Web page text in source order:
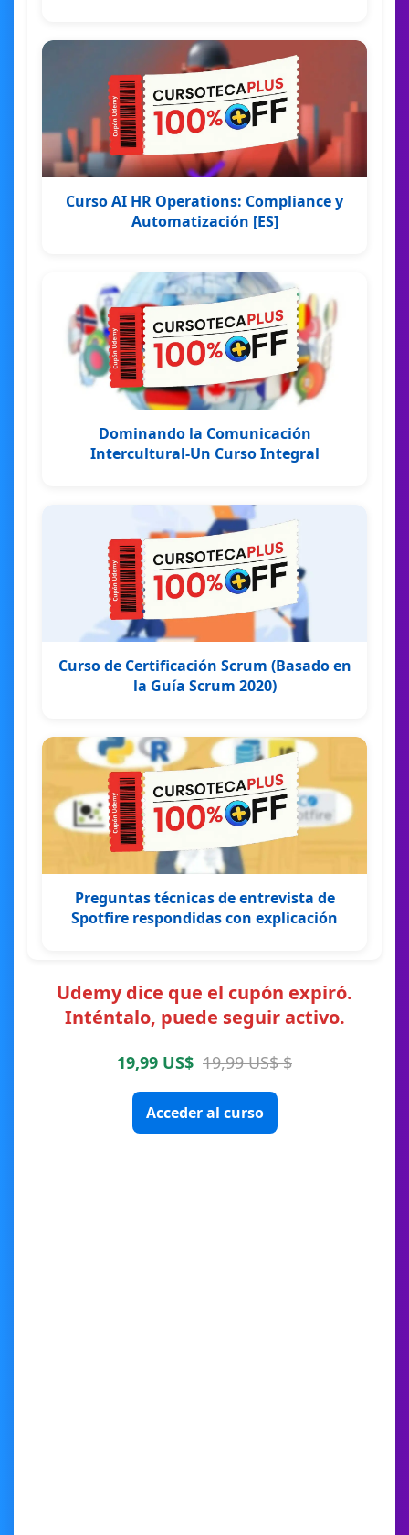
Curso AI HR Operations: Compliance y
Automatización [ES]
Dominando la Comunicación
Intercultural-Un Curso Integral
Curso de Certificación Scrum (Basado en
la Guía Scrum 2020)
Preguntas técnicas de entrevista de
Spotfire respondidas con explicación
Udemy dice que el cupón expiró.
Inténtalo, puede seguir activo.
19,99 US$ 19,99 US$ $
Acceder al curso